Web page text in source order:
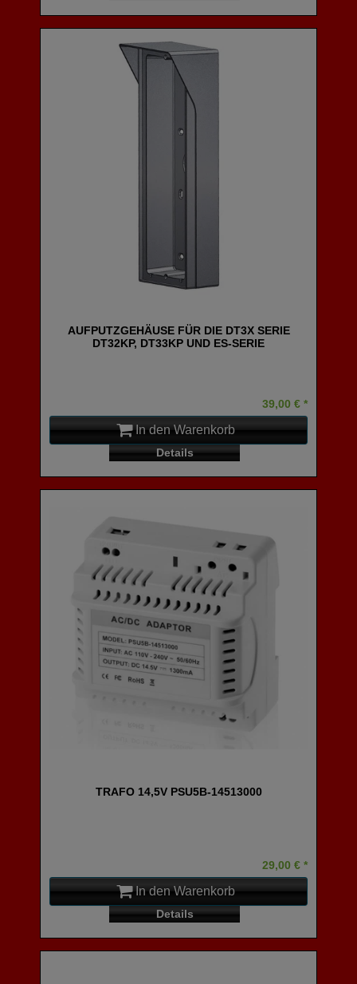
AUFPUTZGEHÄUSE FÜR DIE DT3X SERIE
DT32KP, DT33KP UND ES-SERIE
39,00 € *
In den Warenkorb
Details
TRAFO 14,5V PSU5B-14513000
29,00 € *
In den Warenkorb
Details